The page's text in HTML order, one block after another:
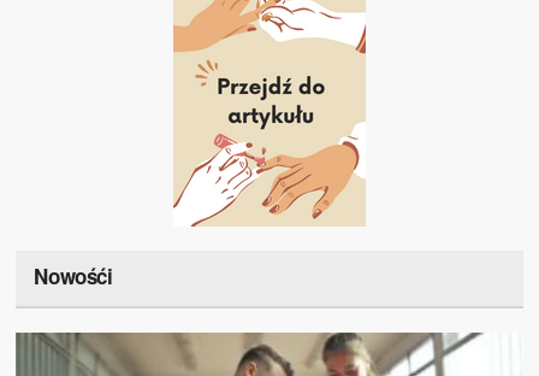
Nowośći